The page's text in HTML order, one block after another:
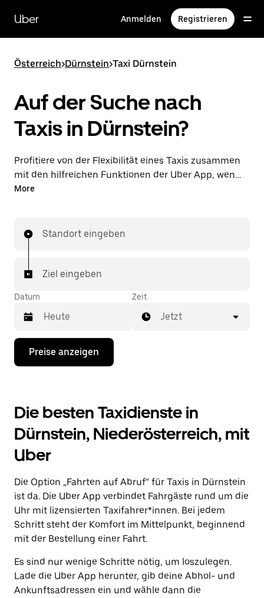
zum
Hauptinhalt
Uber Anmelden Registrieren
Österreich>Dürnstein>Taxi Dürnstein
Auf der Suche nach
Taxis in Dürnstein?
Profitiere von der Flexibilität eines Taxis zusammen
mit den hilfreichen Funktionen der Uber App, wenn
du Fahrten über die Uber App in Dürnstein
bestellen und dir günstige Vorab-Fixpreise für jede
More
Standort eingeben
Ziel eingeben
Datum
Drücke
Nach-
mit
dem
Kalender
zu
interagieren
und
Datum
auszuwählen.
Drücke
die
Escape-
Taste,
den
Kalender
zu
schließen.
Zeit
Jetzt
Preise anzeigen
Die besten Taxidienste in
Dürnstein, Niederösterreich, mit
Uber
Die Option „Fahrten auf Abruf“ für Taxis in Dürnstein
ist da. Die Uber App verbindet Fahrgäste rund um die
Uhr mit lizensierten Taxifahrer*innen. Bei jedem
Schritt steht der Komfort im Mittelpunkt, beginnend
mit der Bestellung einer Fahrt.
Es sind nur wenige Schritte nötig, um loszulegen.
Lade die Uber App herunter, gib deine Abhol- und
Ankunftsadressen ein und wähle dann die